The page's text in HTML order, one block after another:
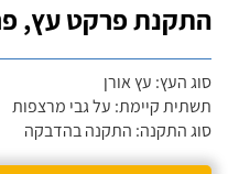
התקנת פרקט עץ,
סוג העץ: עץ אורן
תשתית קיימת: על גבי מרצפות
סוג התקנה: התקנה בהדבקה